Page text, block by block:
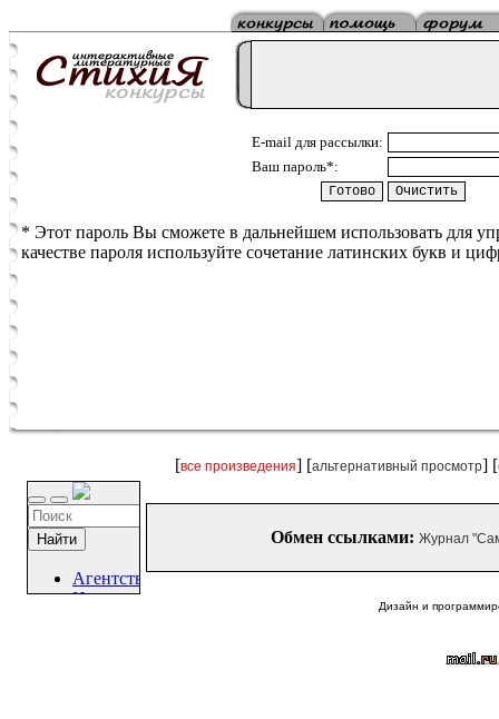
E-mail для рассылки:
Ваш пароль*:
* Этот пароль Вы сможете в дальнейшем использовать для
качестве пароля используйте сочетание латинских букв и
[все произведения] [альтернативный просмотр] [
Обмен ссылками: Журнал
Дизайн и